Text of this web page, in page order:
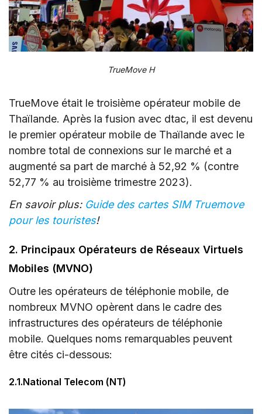
TrueMove H
TrueMove était le troisième opérateur mobile de
Thaïlande. Après la fusion avec dtac, il est devenu
le premier opérateur mobile de Thaïlande avec le
nombre total de connexions sur le marché et a
augmenté sa part de marché à 52,92 % (contre
52,77 % au troisième trimestre 2023).
En savoir plus: Guide des cartes SIM Truemove
pour les touristes!
2. Principaux Opérateurs de Réseaux Virtuels
Mobiles (MVNO)
Outre les opérateurs de téléphonie mobile, de
nombreux MVNO opèrent dans le cadre des
infrastructures des opérateurs de téléphonie
mobile. Quelques noms remarquables peuvent
être cités ci-dessous:
2.1.National Telecom (NT)